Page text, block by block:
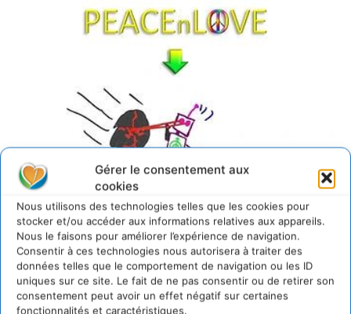
Gérer le consentement aux
cookies
Nous utilisons des technologies telles que les cookies pour
stocker et/ou accéder aux informations relatives aux appareils.
Nous le faisons pour améliorer l’expérience de navigation.
Consentir à ces technologies nous autorisera à traiter des
données telles que le comportement de navigation ou les ID
uniques sur ce site. Le fait de ne pas consentir ou de retirer son
consentement peut avoir un effet négatif sur certaines
fonctionnalités et caractéristiques.
L'ACTU DU DD